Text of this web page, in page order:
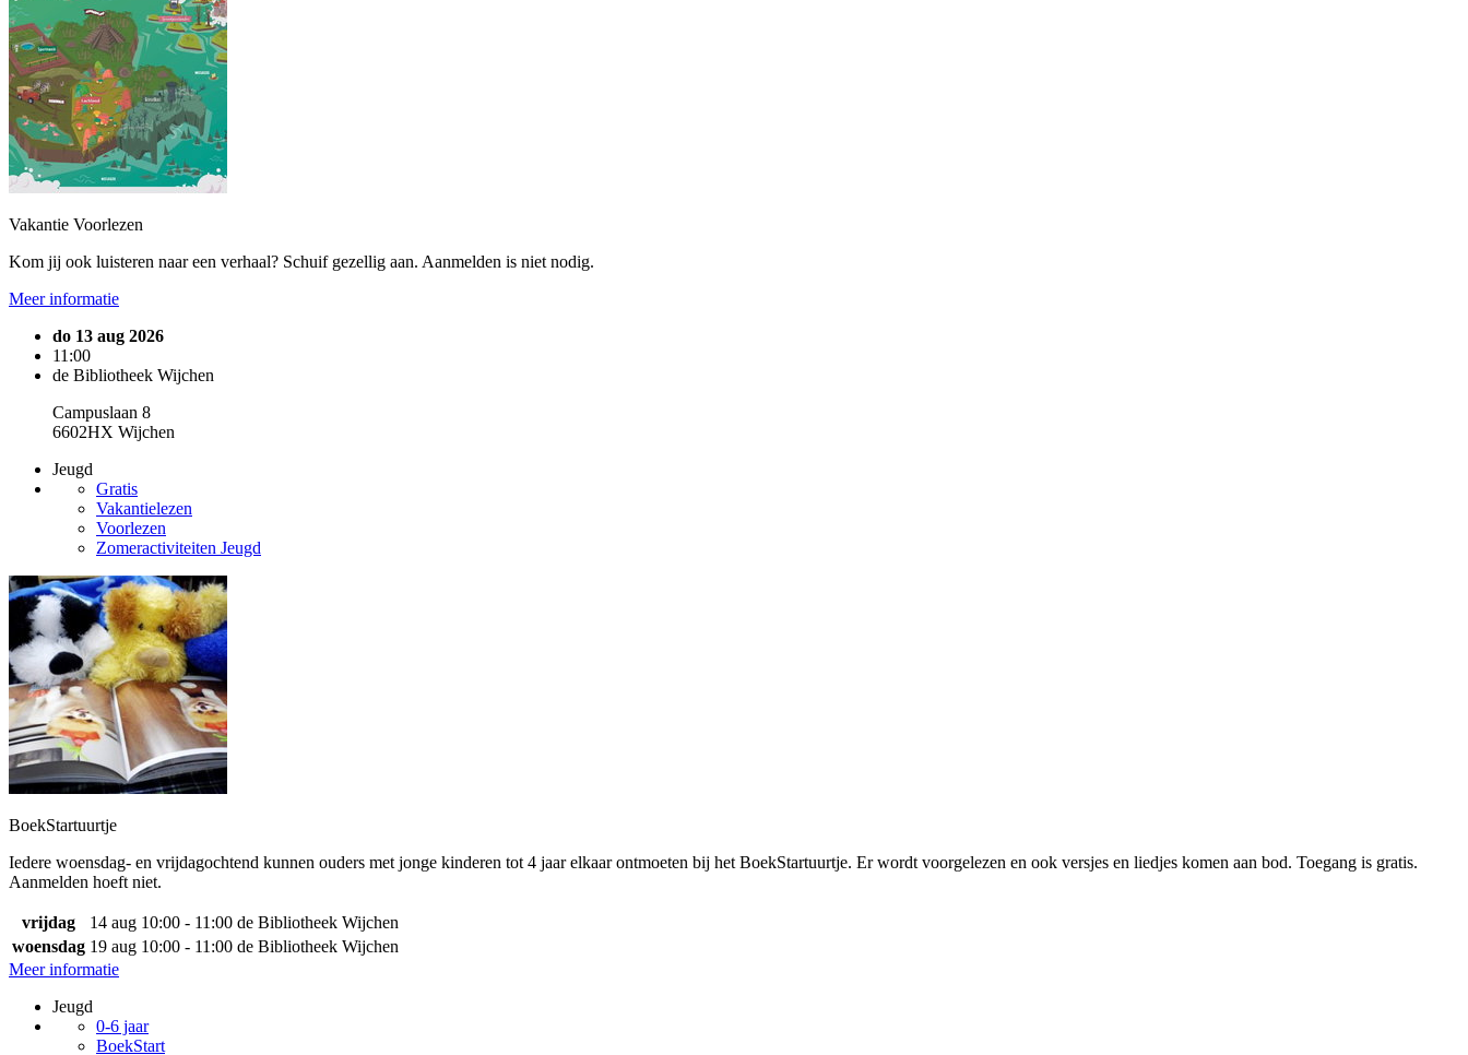
Vakantie Voorlezen
Kom jij ook luisteren naar een verhaal? Schuif gezellig aan. Aanmelden is niet nodig.
Meer informatie
do 13 aug 2026
11:00
de Bibliotheek Wijchen
Campuslaan 8
6602HX Wijchen
Jeugd
Gratis
Vakantielezen
Voorlezen
Zomeractiviteiten Jeugd
BoekStartuurtje
Iedere woensdag- en vrijdagochtend kunnen ouders met jonge kinderen tot 4 jaar elkaar ontmoeten bij het BoekStartuurtje. Er wordt voorgelezen en ook versjes en liedjes komen aan bod. Toegang is gratis.
Aanmelden hoeft niet.
vrijdag 14 aug 10:00 - 11:00 de Bibliotheek Wijchen
woensdag 19 aug 10:00 - 11:00 de Bibliotheek Wijchen
Meer informatie
Jeugd
0-6 jaar
BoekStart